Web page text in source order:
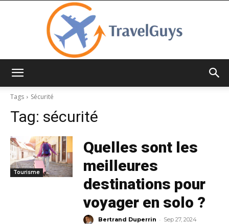
Tags
Sécurité
Tag: sécurité
Tourisme
Quelles sont les
meilleures
destinations pour
voyager en solo ?
Bertrand Duperrin - Sep 27, 2024